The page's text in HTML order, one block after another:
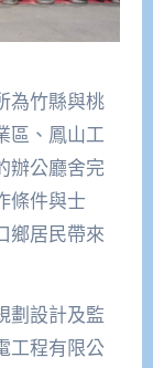
為竹縣與桃
區、鳳山工
辦公廳舍完
條件與士
鄉居民帶來
劃設計及監
工程有限公